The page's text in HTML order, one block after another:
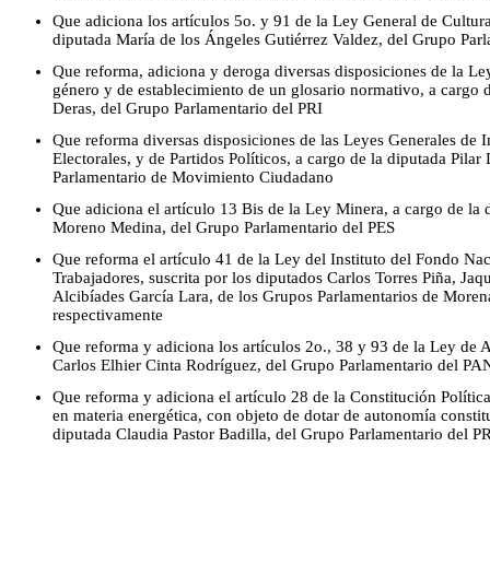
Que adiciona los artículos 5o. y 91 de la Ley General de
diputada María de los Ángeles Gutiérrez Valdez, del Grupo
Que reforma, adiciona y deroga diversas disposiciones de la
género y de establecimiento de un glosario normativo, a cargo
Deras, del Grupo Parlamentario del PRI
Que reforma diversas disposiciones de las Leyes Generales de
Electorales, y de Partidos Políticos, a cargo de la diputada
Parlamentario de Movimiento Ciudadano
Que adiciona el artículo 13 Bis de la Ley Minera, a cargo de la
Moreno Medina, del Grupo Parlamentario del PES
Que reforma el artículo 41 de la Ley del Instituto del Fondo
Trabajadores, suscrita por los diputados Carlos Torres Piña,
Alcibíades García Lara, de los Grupos Parlamentarios de
respectivamente
Que reforma y adiciona los artículos 2o., 38 y 93 de la Ley de
Carlos Elhier Cinta Rodríguez, del Grupo Parlamentario del
Que reforma y adiciona el artículo 28 de la Constitución
en materia energética, con objeto de dotar de autonomía
diputada Claudia Pastor Badilla, del Grupo Parlamentario del